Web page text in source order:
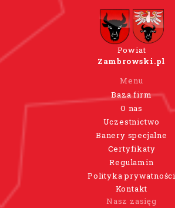
Powiat
Zambrowski.pl
Menu
Baza firm
O nas
Uczestnictwo
Banery specjalne
Certyfikaty
Regulamin
Polityka prywatności
Kontakt
Nasz zasięg